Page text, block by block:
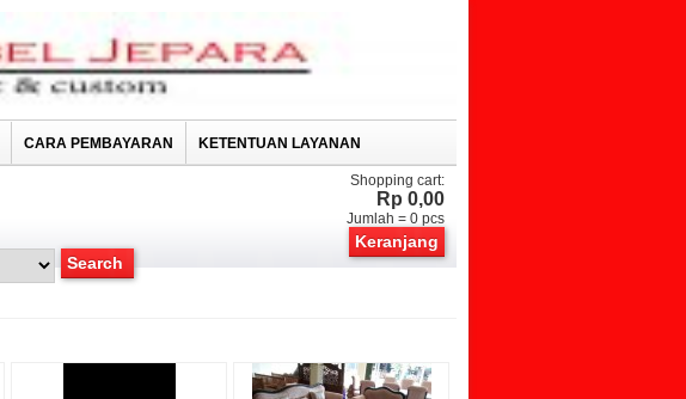
CARA PEMBAYARAN KETENTUAN LAYANAN
Shopping cart:
Rp 0,00
Jumlah = 0 pcs
Keranjang